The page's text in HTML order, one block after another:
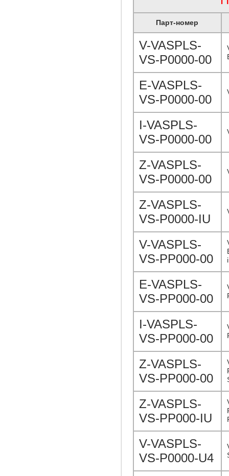
Парт-номер
V-VASPLS-
VS-P0000-00
E-VASPLS-
VS-P0000-00
I-VASPLS-
VS-P0000-00
Z-VASPLS-
VS-P0000-00
Z-VASPLS-
VS-P0000-IU
V-VASPLS-
VS-PP000-00
E-VASPLS-
VS-PP000-00
I-VASPLS-
VS-PP000-00
Z-VASPLS-
VS-PP000-00
Z-VASPLS-
VS-PP000-IU
V-VASPLS-
VS-P0000-U4